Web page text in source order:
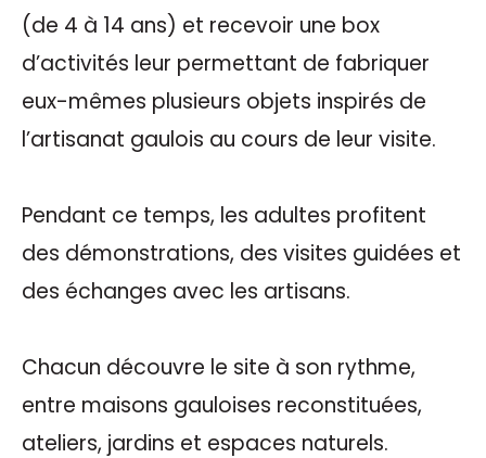
(de 4 à 14 ans) et recevoir une box
d’activités leur permettant de fabriquer
eux-mêmes plusieurs objets inspirés de
l’artisanat gaulois au cours de leur visite.
Pendant ce temps, les adultes profitent
des démonstrations, des visites guidées et
des échanges avec les artisans.
Chacun découvre le site à son rythme,
entre maisons gauloises reconstituées,
ateliers, jardins et espaces naturels.